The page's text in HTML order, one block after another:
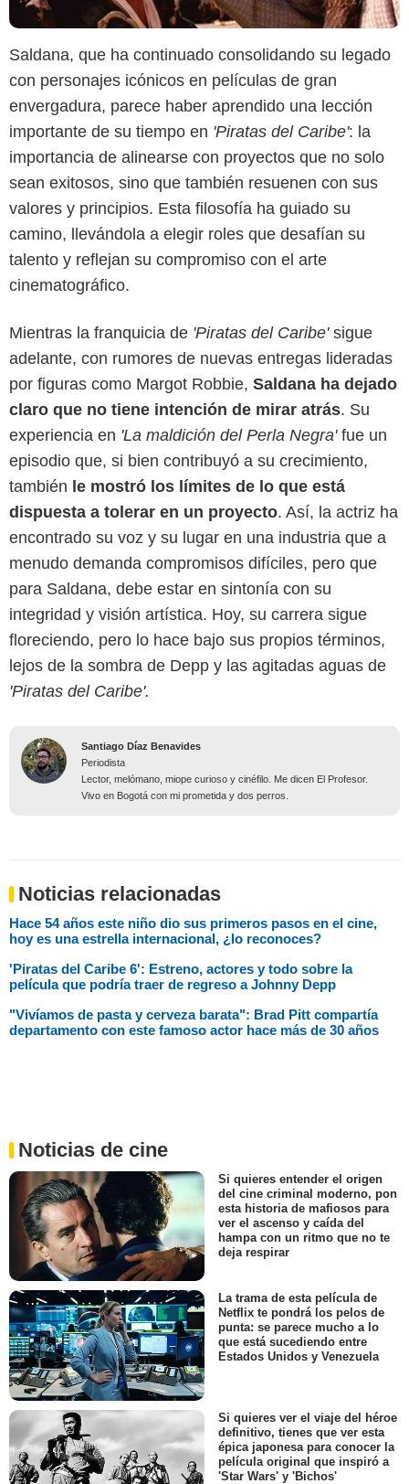
Saldana, que ha continuado consolidando su legado
con personajes icónicos en películas de gran
envergadura, parece haber aprendido una lección
importante de su tiempo en 'Piratas del Caribe': la
importancia de alinearse con proyectos que no solo
sean exitosos, sino que también resuenen con sus
valores y principios. Esta filosofía ha guiado su
camino, llevándola a elegir roles que desafían su
talento y reflejan su compromiso con el arte
cinematográfico.
Mientras la franquicia de 'Piratas del Caribe' sigue
adelante, con rumores de nuevas entregas lideradas
por figuras como Margot Robbie, Saldana ha dejado
claro que no tiene intención de mirar atrás. Su
experiencia en 'La maldición del Perla Negra' fue un
episodio que, si bien contribuyó a su crecimiento,
también le mostró los límites de lo que está
dispuesta a tolerar en un proyecto. Así, la actriz ha
encontrado su voz y su lugar en una industria que a
menudo demanda compromisos difíciles, pero que
para Saldana, debe estar en sintonía con su
integridad y visión artística. Hoy, su carrera sigue
floreciendo, pero lo hace bajo sus propios términos,
lejos de la sombra de Depp y las agitadas aguas de
'Piratas del Caribe'.
Santiago Díaz Benavides
Periodista
Lector, melómano, miope curioso y cinéfilo. Me dicen El Profesor.
Vivo en Bogotá con mi prometida y dos perros.
Noticias relacionadas
Hace 54 años este niño dio sus primeros pasos en el cine,
hoy es una estrella internacional, ¿lo reconoces?
'Piratas del Caribe 6': Estreno, actores y todo sobre la
película que podría traer de regreso a Johnny Depp
"Vivíamos de pasta y cerveza barata": Brad Pitt compartía
departamento con este famoso actor hace más de 30 años
Noticias de cine
Si quieres entender el origen
del cine criminal moderno, pon
esta historia de mafiosos para
ver el ascenso y caída del
hampa con un ritmo que no te
deja respirar
La trama de esta película de
Netflix te pondrá los pelos de
punta: se parece mucho a lo
que está sucediendo entre
Estados Unidos y Venezuela
Si quieres ver el viaje del héroe
definitivo, tienes que ver esta
épica japonesa para conocer la
película original que inspiró a
'Star Wars' y 'Bichos'